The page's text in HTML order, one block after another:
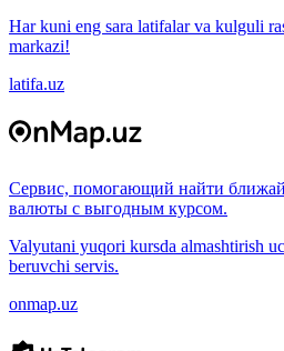
Har kuni eng sara latifalar va kulguli
markazi!
latifa.uz
Сервис, помогающий найти
валюты с выгодным курсом.
Valyutani yuqori kursda almashtirish
beruvchi servis.
onmap.uz